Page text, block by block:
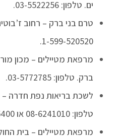
ים. טלפון: 03-5522256.
1-599-520520.
ברק. טלפון: 03-5772785.
טלפון: 08-6241010 או 5400* (מוקד קול הבריאות)
מרפאת מטיילים – בית